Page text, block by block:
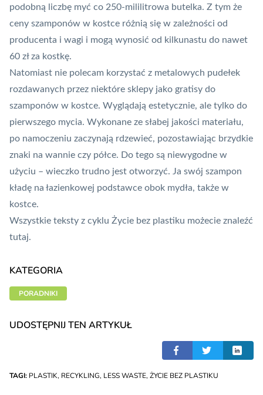
podobną liczbę myć co 250-mililitrowa butelka. Z tym że
ceny szamponów w kostce różnią się w zależności od
producenta i wagi i mogą wynosić od kilkunastu do nawet
60 zł za kostkę.
Natomiast nie polecam korzystać z metalowych pudełek
rozdawanych przez niektóre sklepy jako gratisy do
szamponów w kostce. Wyglądają estetycznie, ale tylko do
pierwszego mycia. Wykonane ze słabej jakości materiału,
po namoczeniu zaczynają rdzewieć, pozostawiając brzydkie
znaki na wannie czy półce. Do tego są niewygodne w
użyciu – wieczko trudno jest otworzyć. Ja swój szampon
kładę na łazienkowej podstawce obok mydła, także w
kostce.
Wszystkie teksty z cyklu Życie bez plastiku możecie znaleźć
tutaj.
KATEGORIA
PORADNIKI
UDOSTĘPNIJ TEN ARTYKUŁ
TAGI: PLASTIK, RECYKLING, LESS WASTE, ŻYCIE BEZ PLASTIKU